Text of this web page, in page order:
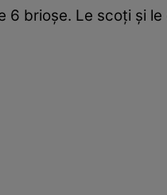
brioşe. Le scoţi şi